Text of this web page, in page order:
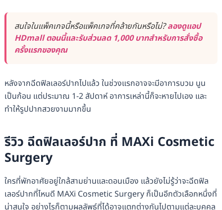
สนใจในแพ็คเกจนี้หรือแพ็คเกจที่คล้ายกันหรือไม่?ลองดูแอป
HDmall ตอนนี้และรับส่วนลด 1,000 บาทสำหรับการสั่งซื้อ
ครั้งแรกของคุณ
หลังจากฉีดฟิลเลอร์ปากไปแล้ว ในช่วงแรกอาจจะมีอาการบวม นูน
เป็นก้อน แต่ประมาณ 1-2 สัปดาห์ อาการเหล่านี้ก็จะหายไปเอง และ
ทำให้รูปปากสวยงามมากขึ้น
รีวิว ฉีดฟิลเลอร์ปาก ที่ MAXi Cosmetic
Surgery
ใครที่พักอาศัยอยู่ใกล้สามย่านและดอนเมือง แล้วยังไม่รู้ว่าจะฉีดฟิล
เลอร์ปากที่ไหนดี MAXi Cosmetic Surgery ก็เป็นอีกตัวเลือกหนึ่งที่
น่าสนใจ อย่างไรก็ตามผลลัพธ์ที่ได้อาจแตกต่างกันไปตามแต่ละบุคคล